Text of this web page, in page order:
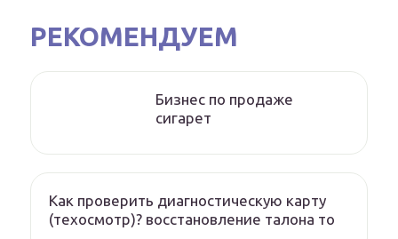
РЕКОМЕНДУЕМ
Бизнес по продаже
сигарет
Как проверить диагностическую карту
(техосмотр)? восстановление талона то